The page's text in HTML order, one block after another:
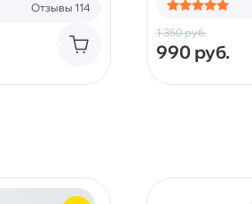
Отзывы 114
Купить
1 350руб.
990 руб.